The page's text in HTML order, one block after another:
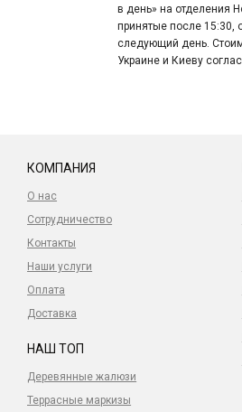
в день» на отделения
принятые после 15:30,
следующий день.
Украине и Киеву
КОМПАНИЯ
О нас
Сотрудничество
Контакты
Наши услуги
Оплата
Доставка
НАШ ТОП
Деревянные жалюзи
Террасные маркизы